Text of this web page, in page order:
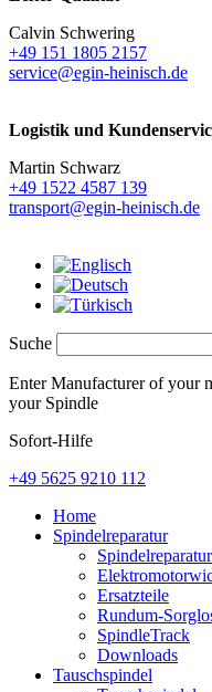
Calvin Schwering
+49 151 1805 2157
service@egin-heinisch.de
Logistik und
Martin Schwarz
+49 1522 4587 139
transport@egin-heinisch.de
Suche
Enter Manufacturer of your
your Spindle
Sofort-Hilfe
+49 5625 9210 112
Home
Spindelreparatur
Spindelreparatur
Ersatzteile
Rundum-
SpindleTrack
Downloads
Tauschspindel